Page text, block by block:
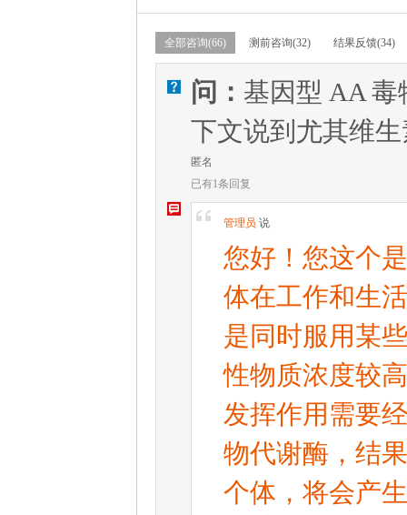
全部咨询(66) 测前咨询(32) 结果反馈(34)
V 问： 基因型 AA
下文说到尤其维
匿名
已有1条回复
W [ 管理员 说
您好！您这个
体在工作和生
是同时服用某
性物质浓度较
发挥作用需要
物代谢酶，结
个体，将会产